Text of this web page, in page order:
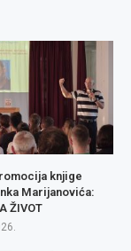
knjige
Marijanovića:
ŽIVOT